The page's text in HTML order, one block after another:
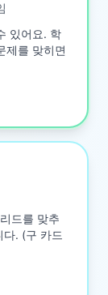
있어요. 학
제를 맞히면
드를 맞추
. (구 카드